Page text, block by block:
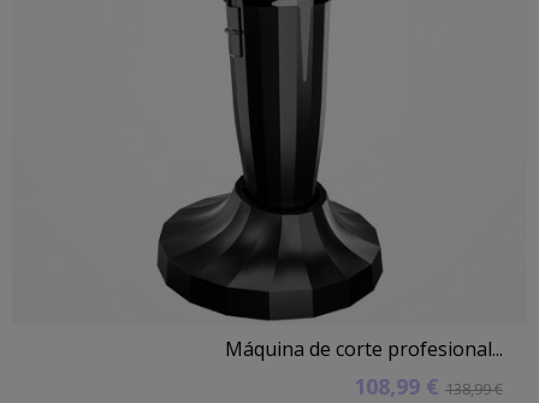
Máquina de corte profesional...
108,99 € 138,99 €